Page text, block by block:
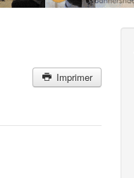
Imprimer